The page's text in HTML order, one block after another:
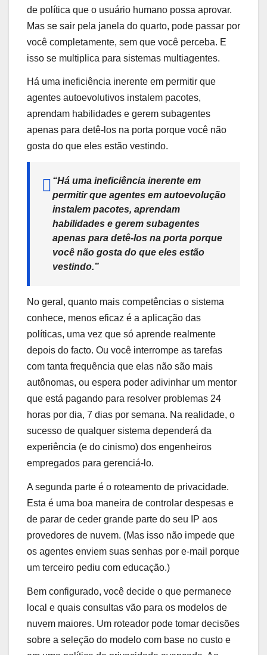
de política que o usuário humano possa aprovar.
Mas se sair pela janela do quarto, pode passar por
você completamente, sem que você perceba. E
isso se multiplica para sistemas multiagentes.
Há uma ineficiência inerente em permitir que
agentes autoevolutivos instalem pacotes,
aprendam habilidades e gerem subagentes
apenas para detê-los na porta porque você não
gosta do que eles estão vestindo.
“Há uma ineficiência inerente em
permitir que agentes em autoevolução
instalem pacotes, aprendam
habilidades e gerem subagentes
apenas para detê-los na porta porque
você não gosta do que eles estão
vestindo.”
No geral, quanto mais competências o sistema
conhece, menos eficaz é a aplicação das
políticas, uma vez que só aprende realmente
depois do facto. Ou você interrompe as tarefas
com tanta frequência que elas não são mais
autônomas, ou espera poder adivinhar um mentor
que está pagando para resolver problemas 24
horas por dia, 7 dias por semana. Na realidade, o
sucesso de qualquer sistema dependerá da
experiência (e do cinismo) dos engenheiros
empregados para gerenciá-lo.
A segunda parte é o roteamento de privacidade.
Esta é uma boa maneira de controlar despesas e
de parar de ceder grande parte do seu IP aos
provedores de nuvem. (Mas isso não impede que
os agentes enviem suas senhas por e-mail porque
um terceiro pediu com educação.)
Bem configurado, você decide o que permanece
local e quais consultas vão para os modelos de
nuvem maiores. Um roteador pode tomar decisões
sobre a seleção do modelo com base no custo e